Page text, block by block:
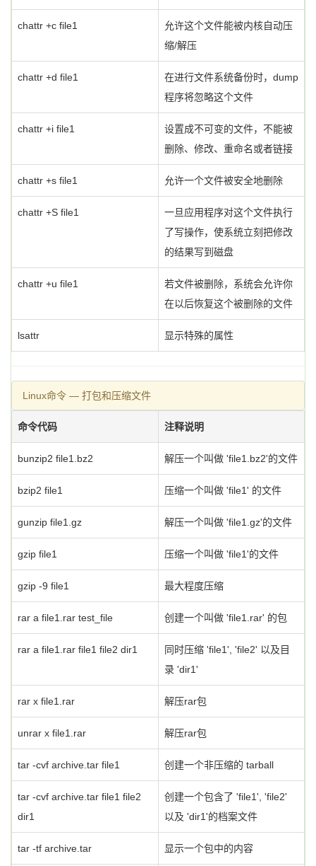
chattr +c file1
允许这个文件能被内核自动压
缩/解压
chattr +d file1
在进行文件系统备份时，dump
程序将忽略这个文件
chattr +i file1
设置成不可变的文件，不能被
删除、修改、重命名或者链接
chattr +s file1 允许一个文件被安全地删除
chattr +S file1
一旦应用程序对这个文件执行
了写操作，使系统立刻把修改
的结果写到磁盘
chattr +u file1
若文件被删除，系统会允许你
在以后恢复这个被删除的文件
lsattr 显示特殊的属性
Linux命令 — 打包和压缩文件
命令代码 注释说明
bunzip2 file1.bz2 解压一个叫做 'file1.bz2'的文件
bzip2 file1 压缩一个叫做 'file1' 的文件
gunzip file1.gz 解压一个叫做 'file1.gz'的文件
gzip file1 压缩一个叫做 'file1'的文件
gzip -9 file1 最大程度压缩
rar a file1.rar test_file 创建一个叫做 'file1.rar' 的包
rar a file1.rar file1 file2 dir1
同时压缩 'file1', 'file2' 以及目
录 'dir1'
rar x file1.rar 解压rar包
unrar x file1.rar 解压rar包
tar -cvf archive.tar file1 创建一个非压缩的 tarball
tar -cvf archive.tar file1 file2
dir1
创建一个包含了 'file1', 'file2'
以及 'dir1'的档案文件
tar -tf archive.tar 显示一个包中的内容